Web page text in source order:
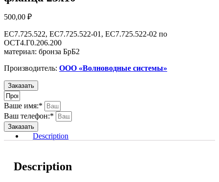
500,00 ₽
ЕС7.725.522, ЕС7.725.522-01, ЕС7.725.522-02 по
ОСТ4.Г0.206.200
материал: бронза БрБ2
Производитель: ООО «Волноводные системы»
Заказать
Ваше имя:*
Ваш телефон:*
Заказать
Description
Description